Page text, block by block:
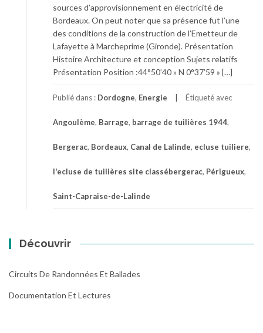
sources d’approvisionnement en électricité de
Bordeaux. On peut noter que sa présence fut l’une
des conditions de la construction de l’Emetteur de
Lafayette à Marcheprime (Gironde). Présentation
Histoire Architecture et conception Sujets relatifs
Présentation Position :44°50’40 » N 0°37’59 » […]
Publié dans : Dordogne, Energie Étiqueté avec
Angoulème, Barrage, barrage de tuilières 1944,
Bergerac, Bordeaux, Canal de Lalinde, ecluse tuiliere,
l'ecluse de tuilières site classébergerac, Périgueux,
Saint-Capraise-de-Lalinde
Découvrir
Circuits De Randonnées Et Ballades
Documentation Et Lectures